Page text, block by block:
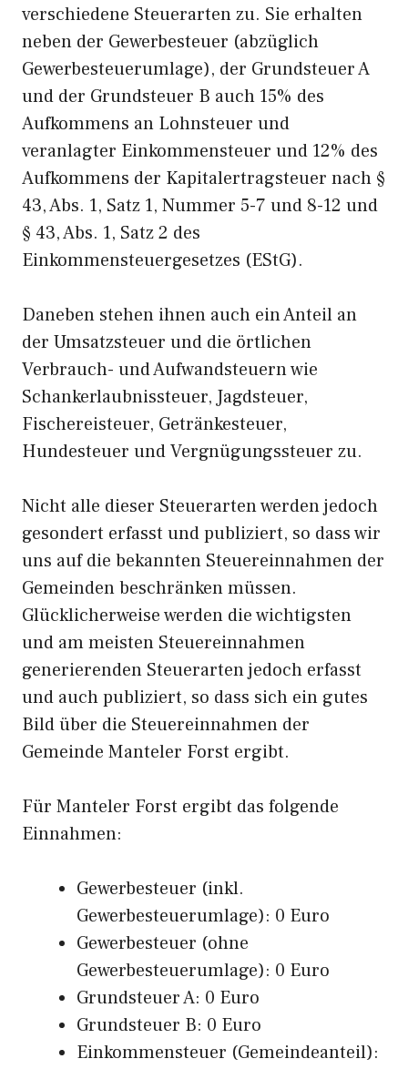
verschiedene Steuerarten zu. Sie erhalten
neben der Gewerbesteuer (abzüglich
Gewerbesteuerumlage), der Grundsteuer A
und der Grundsteuer B auch 15% des
Aufkommens an Lohnsteuer und
veranlagter Einkommensteuer und 12% des
Aufkommens der Kapitalertragsteuer nach §
43, Abs. 1, Satz 1, Nummer 5-7 und 8-12 und
§ 43, Abs. 1, Satz 2 des
Einkommensteuergesetzes (EStG).
Daneben stehen ihnen auch ein Anteil an
der Umsatzsteuer und die örtlichen
Verbrauch- und Aufwandsteuern wie
Schankerlaubnissteuer, Jagdsteuer,
Fischereisteuer, Getränkesteuer,
Hundesteuer und Vergnügungssteuer zu.
Nicht alle dieser Steuerarten werden jedoch
gesondert erfasst und publiziert, so dass wir
uns auf die bekannten Steuereinnahmen der
Gemeinden beschränken müssen.
Glücklicherweise werden die wichtigsten
und am meisten Steuereinnahmen
generierenden Steuerarten jedoch erfasst
und auch publiziert, so dass sich ein gutes
Bild über die Steuereinnahmen der
Gemeinde Manteler Forst ergibt.
Für Manteler Forst ergibt das folgende
Einnahmen:
Gewerbesteuer (inkl.
Gewerbesteuerumlage): 0 Euro
Gewerbesteuer (ohne
Gewerbesteuerumlage): 0 Euro
Grundsteuer A: 0 Euro
Grundsteuer B: 0 Euro
Einkommensteuer (Gemeindeanteil):